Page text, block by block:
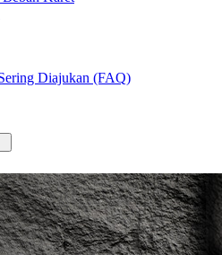
Diajukan (FAQ)